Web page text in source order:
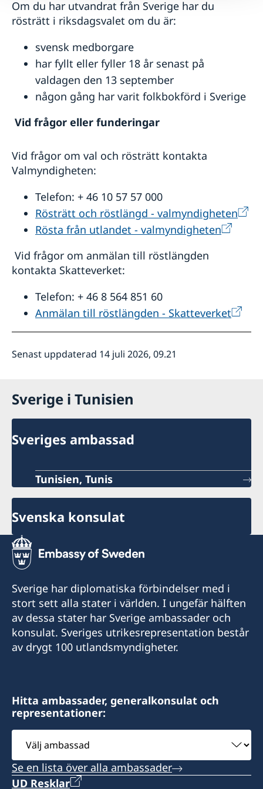
Om du har utvandrat från Sverige har du
rösträtt i riksdagsvalet om du är:
svensk medborgare
har fyllt eller fyller 18 år senast på
valdagen den 13 september
någon gång har varit folkbokförd i Sverige
Vid frågor eller funderingar
Vid frågor om val och rösträtt kontakta
Valmyndigheten:
Telefon: + 46 10 57 57 000
Rösträtt och röstlängd - valmyndigheten
Rösta från utlandet - valmyndigheten
Vid frågor om anmälan till röstlängden
kontakta Skatteverket:
Telefon: + 46 8 564 851 60
Anmälan till röstlängden - Skatteverket
Senast uppdaterad 14 juli 2026, 09.21
Sverige i Tunisien
Sveriges ambassad
Tunisien, Tunis
Svenska konsulat
Sverige har diplomatiska förbindelser med i
stort sett alla stater i världen. I ungefär hälften
av dessa stater har Sverige ambassader och
konsulat. Sveriges utrikesrepresentation består
av drygt 100 utlandsmyndigheter.
Hitta ambassader, generalkonsulat och
representationer:
Välj
ambassad
Se en lista över alla ambassader
UD Resklar